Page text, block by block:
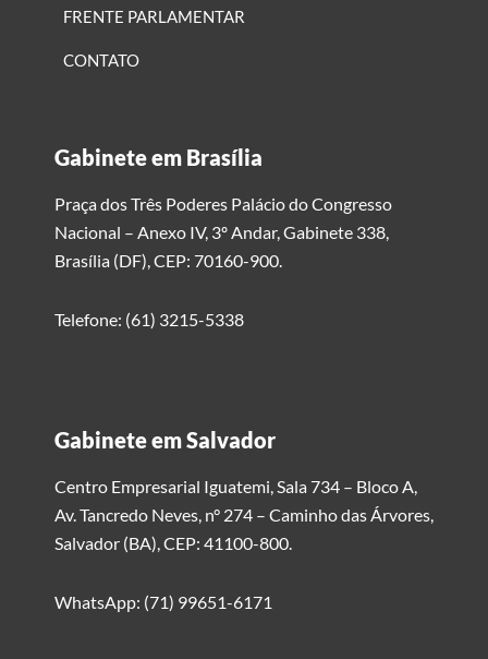
FRENTE PARLAMENTAR
CONTATO
Gabinete em Brasília
Praça dos Três Poderes Palácio do Congresso
Nacional – Anexo IV, 3º Andar, Gabinete 338,
Brasília (DF), CEP: 70160-900.
Telefone: (61) 3215-5338
Gabinete em Salvador
Centro Empresarial Iguatemi, Sala 734 – Bloco A,
Av. Tancredo Neves, n° 274 – Caminho das Árvores,
Salvador (BA), CEP: 41100-800.
WhatsApp: (71) 99651-6171